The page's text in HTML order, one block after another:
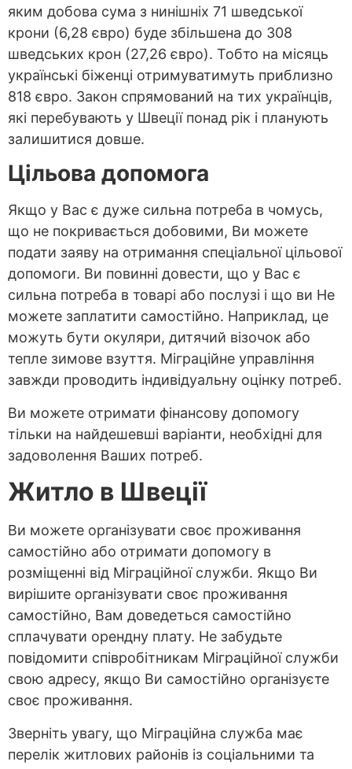
яким добова сума з нинішніх 71 шведської
крони (6,28 євро) буде збільшена до 308
шведських крон (27,26 євро). Тобто на місяць
українські біженці отримуватимуть приблизно
818 євро. Закон спрямований на тих українців,
які перебувають у Швеції понад рік і планують
залишитися довше.
Цільова допомога
Якщо у Вас є дуже сильна потреба в чомусь,
що не покривається добовими, Ви можете
подати заяву на отримання спеціальної цільової
допомоги. Ви повинні довести, що у Вас є
сильна потреба в товарі або послузі і що ви Не
можете заплатити самостійно. Наприклад, це
можуть бути окуляри, дитячий візочок або
тепле зимове взуття. Міграційне управління
завжди проводить індивідуальну оцінку потреб.
Ви можете отримати фінансову допомогу
тільки на найдешевші варіанти, необхідні для
задоволення Ваших потреб.
Житло в Швеції
Ви можете організувати своє проживання
самостійно або отримати допомогу в
розміщенні від Міграційної служби. Якщо Ви
вирішите організувати своє проживання
самостійно, Вам доведеться самостійно
сплачувати орендну плату. Не забудьте
повідомити співробітникам Міграційної служби
свою адресу, якщо Ви самостійно організуєте
своє проживання.
Зверніть увагу, що Міграційна служба має
перелік житлових районів із соціальними та